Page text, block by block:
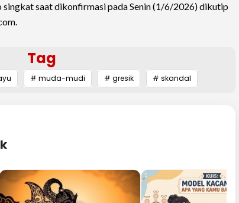
singkat saat dikonfirmasi pada Senin (1/6/2026) dikutip
Tag
# muda-mudi # gresik # skandal